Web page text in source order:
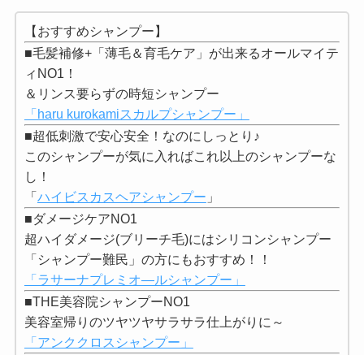
【おすすめシャンプー】
■毛髪補修+「薄毛＆育毛ケア」が出来るオールマイテ
ィNO1！
＆リンス要らずの時短シャンプー
「haru kurokamiスカルプシャンプー」
■超低刺激で安心安全！なのにしっとり♪
このシャンプーが気に入ればこれ以上のシャンプーな
し！
「ハイビスカスヘアシャンプー 」
■ダメージケアNO1
超ハイダメージ(ブリーチ毛)にはシリコンシャンプー
「シャンプー難民」の方にもおすすめ！！
「ラサーナプレミオ―ルシャンプー」
■THE美容院シャンプーNO1
美容室帰りのツヤツヤサラサラ仕上がりに～
「アンククロスシャンプー」